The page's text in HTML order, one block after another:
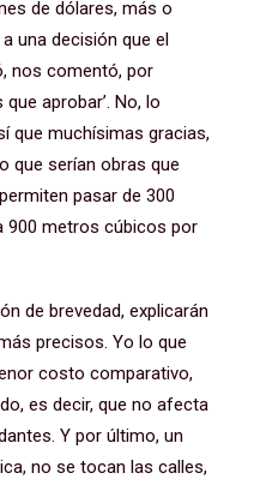
de dólares, más o
una decisión que el
nos comentó, por
aprobar’. No, lo
que muchísimas gracias,
que serían obras que
pasar de 300
900 metros cúbicos por
de brevedad, explicarán
precisos. Yo lo que
costo comparativo,
es decir, que no afecta
Y por último, un
no se tocan las calles,